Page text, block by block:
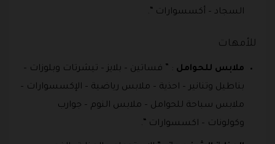
السجاد – أكسسوارات “.
للأمهات
ملابس للحوامل : ” فساتين – بلايز – تيشرتات وبلوزات –
بناطيل وتنانير – احذية – ملابس رياضية – الإكسسوارات –
ملابس سباحة للحوامل – ملابس النوم – جوارب
وكولونات – اكسسوارات “.